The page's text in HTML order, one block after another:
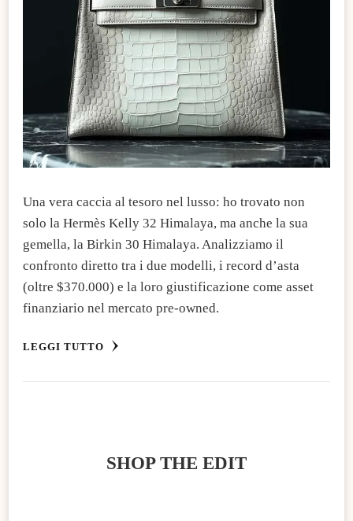
​Una vera caccia al tesoro nel lusso: ho trovato non
solo la Hermès Kelly 32 Himalaya, ma anche la sua
gemella, la Birkin 30 Himalaya. Analizziamo il
confronto diretto tra i due modelli, i record d’asta
(oltre $370.000) e la loro giustificazione come asset
finanziario nel mercato pre-owned.
LEGGI TUTTO
SHOP THE EDIT